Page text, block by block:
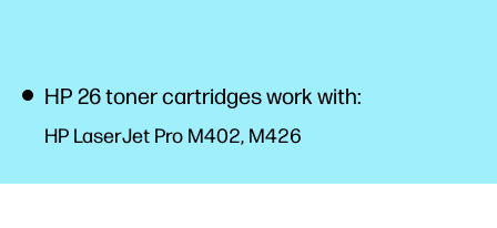
HP 26 toner cartridges work with:
HP LaserJet Pro M402, M426